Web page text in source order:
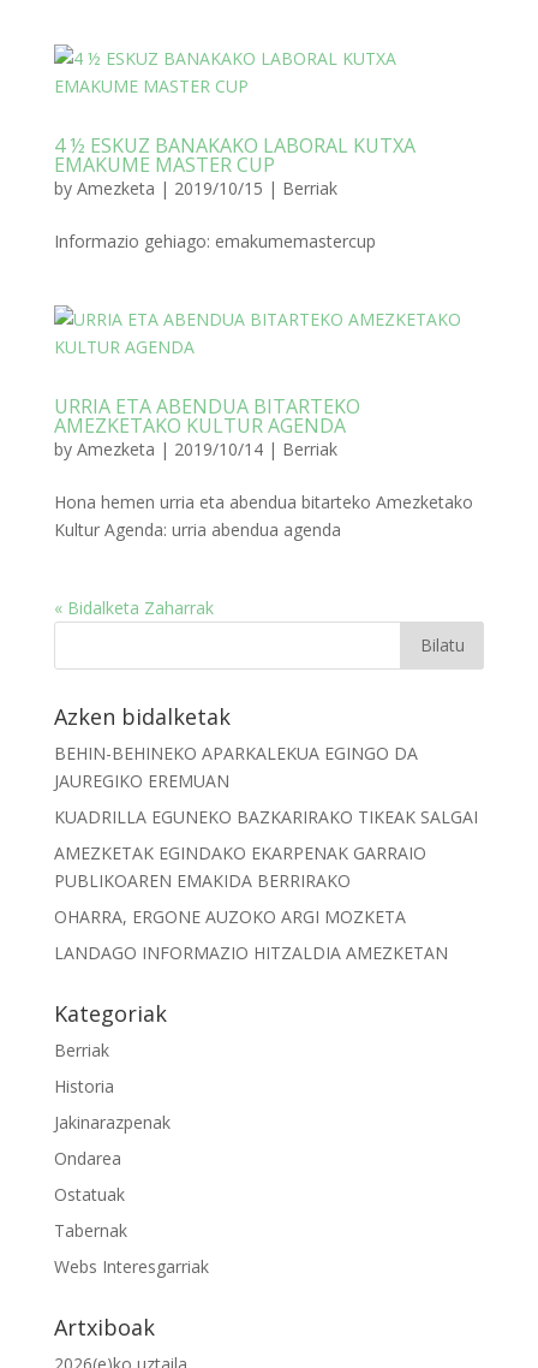
4 ½ ESKUZ BANAKAKO LABORAL KUTXA
EMAKUME MASTER CUP
by Amezketa | 2019/10/15 | Berriak
Informazio gehiago: emakumemastercup
URRIA ETA ABENDUA BITARTEKO
AMEZKETAKO KULTUR AGENDA
by Amezketa | 2019/10/14| Berriak
Hona hemen urria eta abendua bitarteko Amezketako
Kultur Agenda: urria abendua agenda
« Bidalketa Zaharrak
Azken bidalketak
BEHIN-BEHINEKO APARKALEKUA EGINGO DA
JAUREGIKO EREMUAN
KUADRILLA EGUNEKO BAZKARIRAKO TIKEAK SALGAI
AMEZKETAK EGINDAKO EKARPENAK GARRAIO
PUBLIKOAREN EMAKIDA BERRIRAKO
OHARRA, ERGONE AUZOKO ARGI MOZKETA
LANDAGO INFORMAZIO HITZALDIA AMEZKETAN
Kategoriak
Berriak
Historia
Jakinarazpenak
Ondarea
Ostatuak
Tabernak
Webs Interesgarriak
Artxiboak
2026(e)ko uztaila